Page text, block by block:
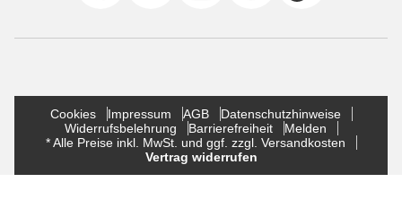
Cookies Impressum AGB
Datenschutzhinweise
Widerrufsbelehrung
Barrierefreiheit
Melden
* Alle Preise inkl. MwSt. und ggf. zzgl. Versandkosten
Vertrag widerrufen